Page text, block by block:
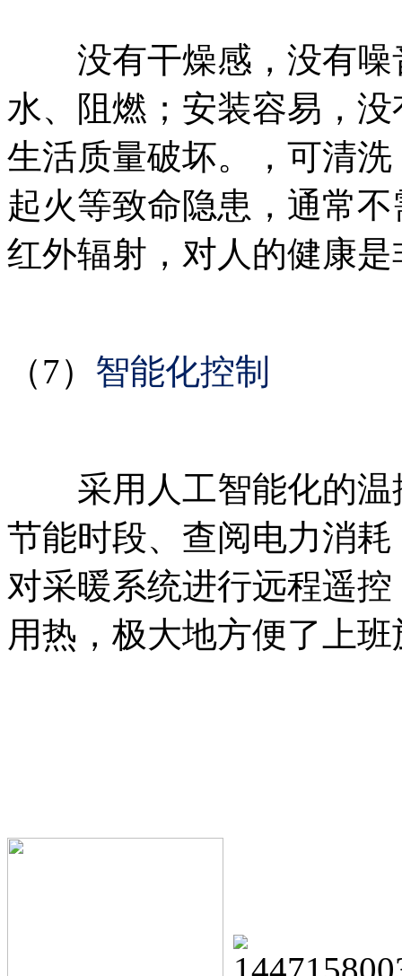
没有干燥感，没有噪
水、阻燃；安装容易，
生活质量破坏。，可清
起火等致命隐患，通常
红外辐射，对人的健康
（7） 智能化控制
采用人工智能化的温
节能时段、查阅电力消
对采暖系统进行远程遥
用热，极大地方便了上